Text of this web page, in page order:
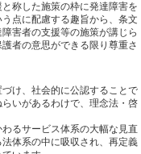
称した施策の枠に発達障害を
点に配慮する趣旨から、条文
害者の支援等の施策が講じら
者の意思ができる限り尊重さ
け、社会的に公認することで
いがあるわけで、理念法・啓
るサービス体系の大幅な見直
体系の中に吸収され、再定義